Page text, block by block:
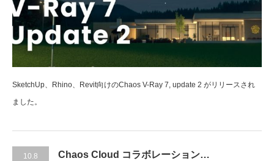
SketchUp、Rhino、Revit向けのChaos V-Ray 7, update 2 がリリースされ
ました。
10.8
Chaos Cloud コラボレーション…